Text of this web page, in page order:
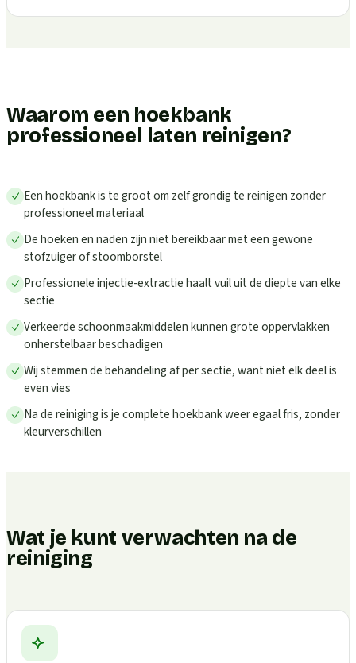
Waarom een hoekbank
professioneel laten reinigen?
Een hoekbank is te groot om zelf grondig te reinigen zonder
professioneel materiaal
De hoeken en naden zijn niet bereikbaar met een gewone
stofzuiger of stoomborstel
Professionele injectie-extractie haalt vuil uit de diepte van elke
sectie
Verkeerde schoonmaakmiddelen kunnen grote oppervlakken
onherstelbaar beschadigen
Wij stemmen de behandeling af per sectie, want niet elk deel is
even vies
Na de reiniging is je complete hoekbank weer egaal fris, zonder
kleurverschillen
Wat je kunt verwachten na de
reiniging